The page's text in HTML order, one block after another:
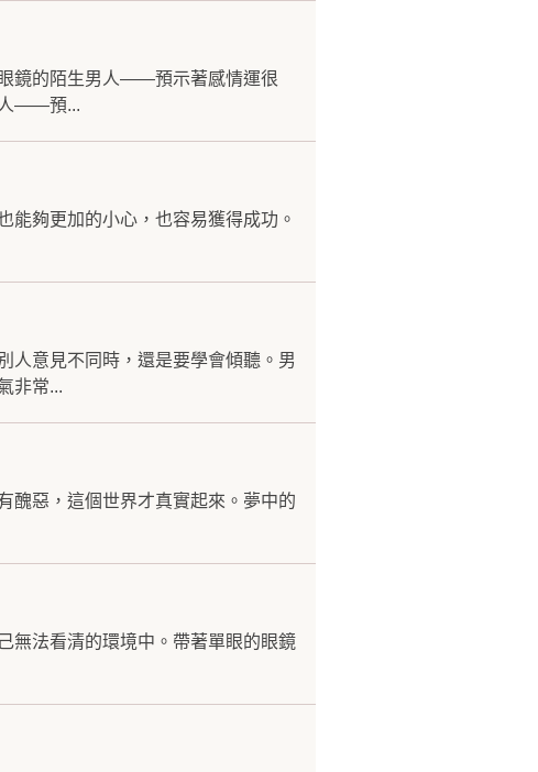
鏡的陌生男人——預示著感情運很
人——預...
夠更加的小心，也容易獲得成功。
人意見不同時，還是要學會傾聽。男
非常...
醜惡，這個世界才真實起來。夢中的
無法看清的環境中。帶著單眼的眼鏡